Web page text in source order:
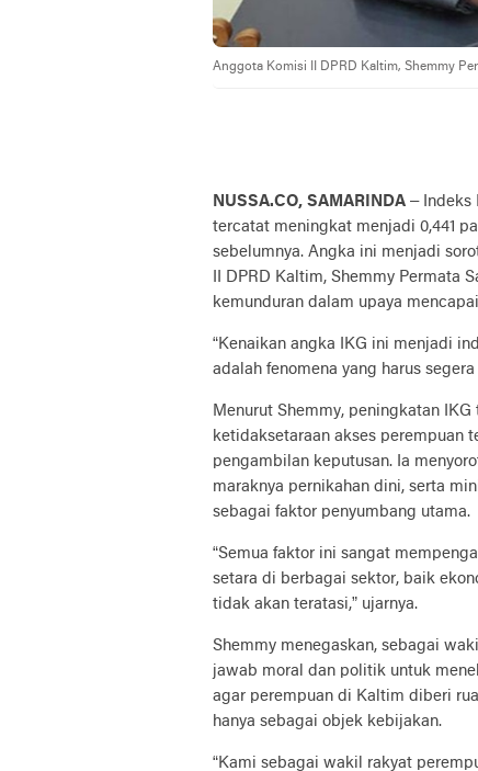
Anggota Komisi II DPRD Kaltim, Shemmy
NUSSA.CO, SAMARINDA – Indeks
tercatat meningkat menjadi 0,441
sebelumnya. Angka ini menjadi
II DPRD Kaltim, Shemmy Permata
kemunduran dalam upaya
“Kenaikan angka IKG ini menjadi
adalah fenomena yang harus
Menurut Shemmy, peningkatan
ketidaksetaraan akses perempuan
pengambilan keputusan. Ia
maraknya pernikahan dini, serta
sebagai faktor penyumbang utama.
“Semua faktor ini sangat
setara di berbagai sektor, baik
tidak akan teratasi,” ujarnya.
Shemmy menegaskan, sebagai
jawab moral dan politik untuk
agar perempuan di Kaltim diberi
hanya sebagai objek kebijakan.
“Kami sebagai wakil rakyat